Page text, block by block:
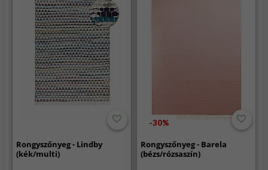
Rongyszőnyeg - Lindby
(kék/multi)
-30%
Rongyszőnyeg - Barela
(bézs/rózsaszín)